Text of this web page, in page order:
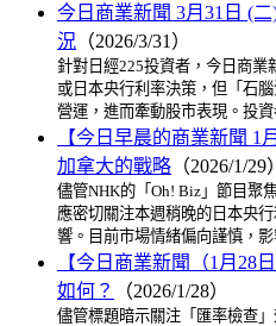
今日商業新聞 3月31日 (
況 （2026/3/31）
針對日經225投資者，今日商業
或日本央行利率決策，但「石
營運，進而牽動股市表現。投
【今日早晨的商業新聞 1
加拿大的戰略 （2026/1/29）
儘管NHK的「Oh! Biz」節目聚
應密切關注本週稍晚的日本央
響。目前市場情緒偏向謹慎，
【今日商業新聞（1月28
如何？
（2026/1/28）
儘管標題暗示關注「匯率檢查